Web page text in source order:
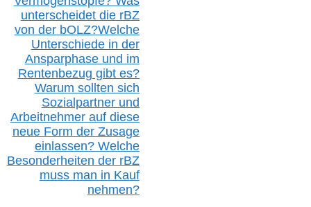
unterscheidet die rBZ
von der bOLZ?Welche
Unterschiede in der
Ansparphase und im
Rentenbezug gibt es?
Warum sollten sich
Sozialpartner und
Arbeitnehmer auf diese
neue Form der Zusage
einlassen? Welche
Besonderheiten der rBZ
muss man in Kauf
nehmen?